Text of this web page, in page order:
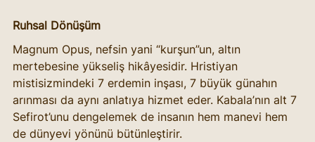
Ruhsal Dönüşüm
Magnum Opus, nefsin yani “kurşun”un, altın
mertebesine yükseliş hikâyesidir. Hristiyan
mistisizmindeki 7 erdemin inşası, 7 büyük günahın
arınması da aynı anlatıya hizmet eder. Kabala’nın alt 7
Sefirot’unu dengelemek de insanın hem manevi hem
de dünyevi yönünü bütünleştirir.